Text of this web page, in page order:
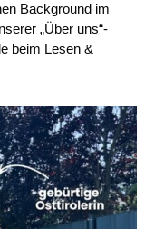
Background im
„Über uns“-
beim Lesen &